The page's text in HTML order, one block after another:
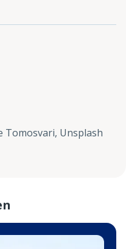
Tomosvari, Unsplash